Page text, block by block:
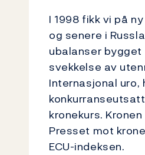
I 1998 fikk vi på
og senere i
ubalanser
svekkelse av
Internasjonal
kronekurs.
Presset mot
ECU-indeksen.